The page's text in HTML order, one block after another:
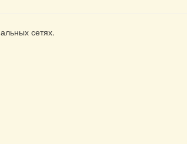
сетях.